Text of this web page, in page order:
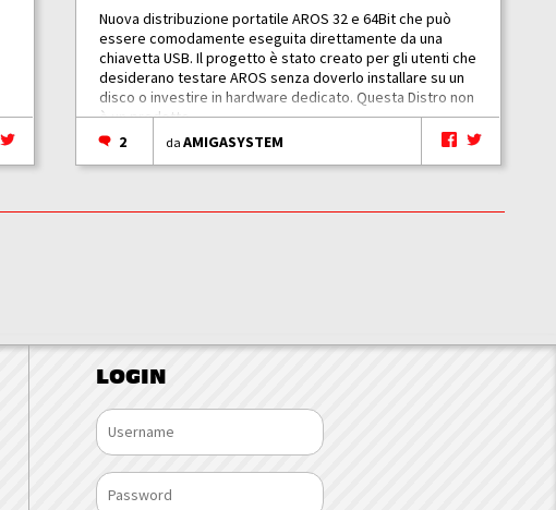
Nuova distribuzione portatile AROS 32 e 64Bit che può
essere comodamente eseguita direttamente da una
chiavetta USB. Il progetto è stato creato per gli utenti che
desiderano testare AROS senza doverlo installare su un
disco o investire in hardware dedicato. Questa Distro non
è un prodotto...
2
daAMIGASYSTEM
LOGIN